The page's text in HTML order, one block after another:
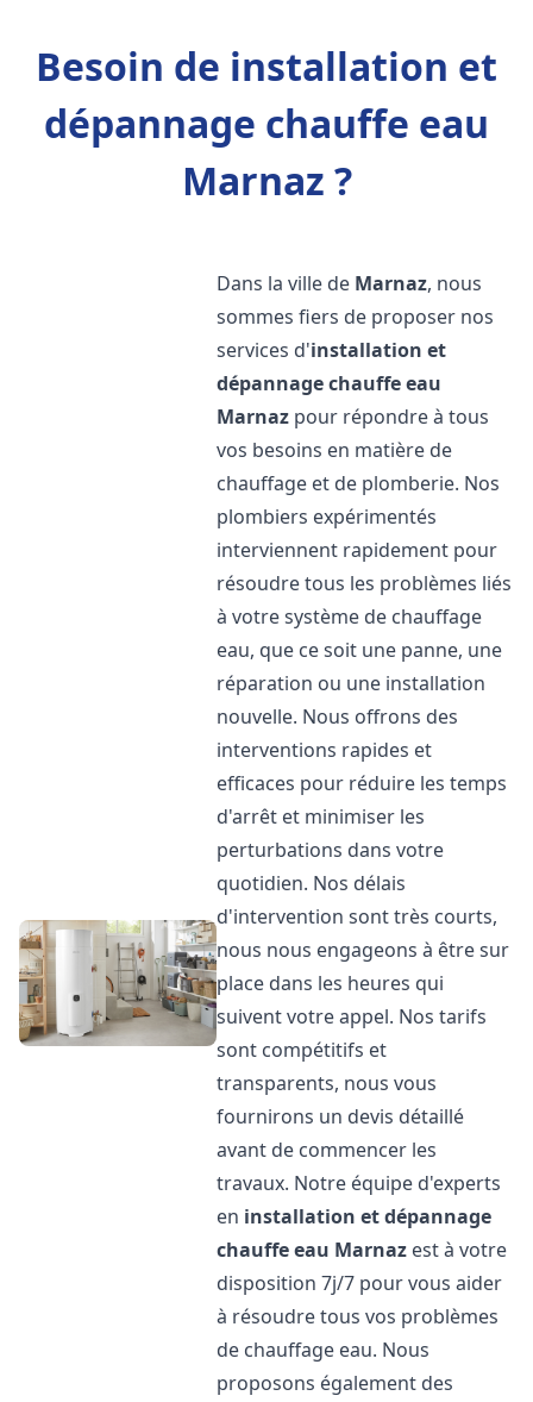
Besoin de installation et
dépannage chauffe eau
Marnaz ?
Dans la ville de Marnaz, nous
sommes fiers de proposer nos
services d'installation et
dépannage chauffe eau
Marnaz pour répondre à tous
vos besoins en matière de
chauffage et de plomberie. Nos
plombiers expérimentés
interviennent rapidement pour
résoudre tous les problèmes liés
à votre système de chauffage
eau, que ce soit une panne, une
réparation ou une installation
nouvelle. Nous offrons des
interventions rapides et
efficaces pour réduire les temps
d'arrêt et minimiser les
perturbations dans votre
quotidien. Nos délais
d'intervention sont très courts,
nous nous engageons à être sur
place dans les heures qui
suivent votre appel. Nos tarifs
sont compétitifs et
transparents, nous vous
fournirons un devis détaillé
avant de commencer les
travaux. Notre équipe d'experts
en installation et dépannage
chauffe eau Marnaz est à votre
disposition 7j/7 pour vous aider
à résoudre tous vos problèmes
de chauffage eau. Nous
proposons également des